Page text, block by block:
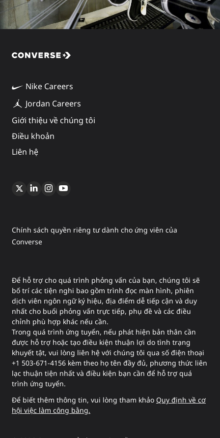
Nike Careers
Jordan Careers
Giới thiệu về chúng tôi
Điều khoản
Liên hệ
Chính sách quyền riêng tư dành cho ứng viên của
Converse
Để hỗ trợ cho quá trình phỏng vấn của bạn, chúng tôi sẽ
bố trí các tiện nghi bao gồm trình đọc màn hình, phiên
dịch viên ngôn ngữ ký hiệu, địa điểm dễ tiếp cận và duy
nhất cho buổi phỏng vấn trực tiếp, phụ đề và các điều
chỉnh phù hợp khác nếu cần.
Trong quá trình ứng tuyển, nếu phát hiện bản thân cần
được hỗ trợ hoặc tạo điều kiện thuận lợi do tình trạng
khuyết tật, vui lòng liên hệ với chúng tôi qua số điện thoại
+1 503-671-4156 kèm theo họ tên đầy đủ, phương thức liên
lạc thuận tiện nhất và điều kiện bạn cần để hỗ trợ quá
trình ứng tuyển.
Để biết thêm thông tin, vui lòng tham khảo Quy định về cơ
hội việc làm công bằng.